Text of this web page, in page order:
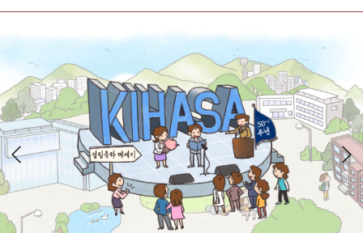
키워드로 보는 연구 역사
연구자들
간행물 변천사
기록물 아카이브
사진 아카이브 문서 기록물 행정박물 영상 기록물
50+1 주년 기념